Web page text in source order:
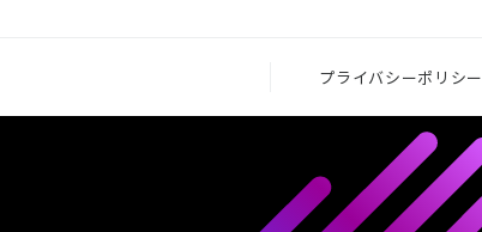
プライバシーポリシー